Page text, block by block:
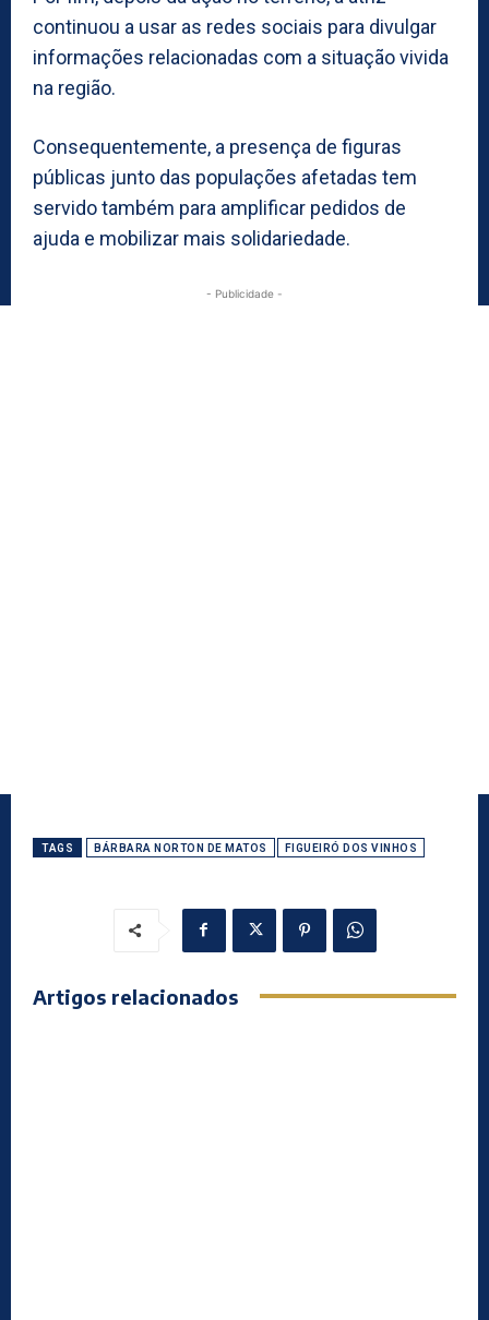
continuou a usar as redes sociais para divulgar
informações relacionadas com a situação vivida
na região.
Consequentemente, a presença de figuras
públicas junto das populações afetadas tem
servido também para amplificar pedidos de
ajuda e mobilizar mais solidariedade.
- Publicidade -
TAGS BÁRBARA NORTON DE MATOS FIGUEIRÓ DOS VINHOS
Artigos relacionados